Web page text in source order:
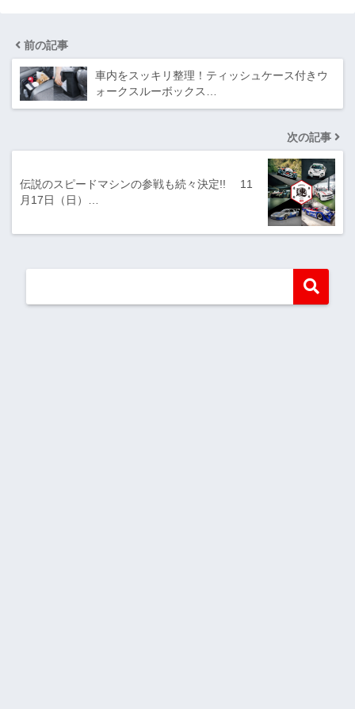
前の記事
車内をスッキリ整理！ティッシュケース付きウ
ォークスルーボックス…
次の記事
伝説のスピードマシンの参戦も続々決定!! 11
月17日（日）…